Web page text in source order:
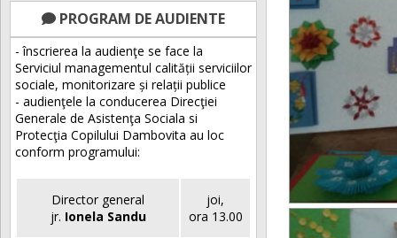
PROGRAM DE AUDIENTE
- înscrierea la audienţe se face la
Serviciul managementul calității serviciilor
sociale, monitorizare și relații publice
- audienţele la conducerea Direcţiei
Generale de Asistenţa Sociala si
Protecţia Copilului Dambovita au loc
conform programului:
Director general
jr. Ionela Sandu
joi,
ora 13.00